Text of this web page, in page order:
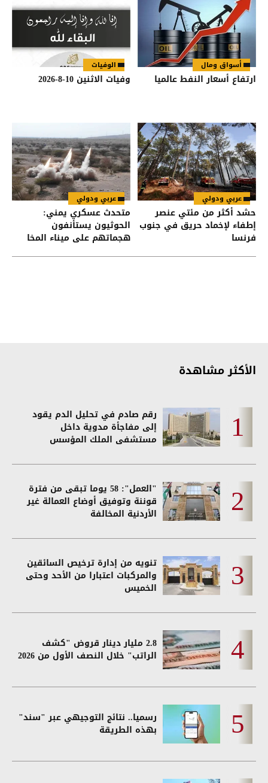
أسواق ومال
ارتفاع أسعار النفط عالميا
الوفيات
وفيات الاثنين 10-8-2026
عربي ودولي
حشد أكثر من مئتي عنصر
إطفاء لإخماد حريق في جنوب
فرنسا
عربي ودولي
متحدث عسكري يمني:
الحوثيون يستأنفون
هجماتهم على ميناء المخا
الأكثر مشاهدة
رقم صادم في تحليل الدم يقود
إلى مفاجأة مدوية داخل
مستشفى الملك المؤسس
"العمل": 58 يوما تبقى من فترة
قوننة وتوفيق أوضاع العمالة غير
الأردنية المخالفة
تنويه من إدارة ترخيص السائقين
والمركبات اعتبارا من الأحد وحتى
الخميس
2.8 مليار دينار قروض "كشف
الراتب" خلال النصف الأول من 2026
رسميا.. نتائج التوجيهي عبر "سند"
بهذه الطريقة